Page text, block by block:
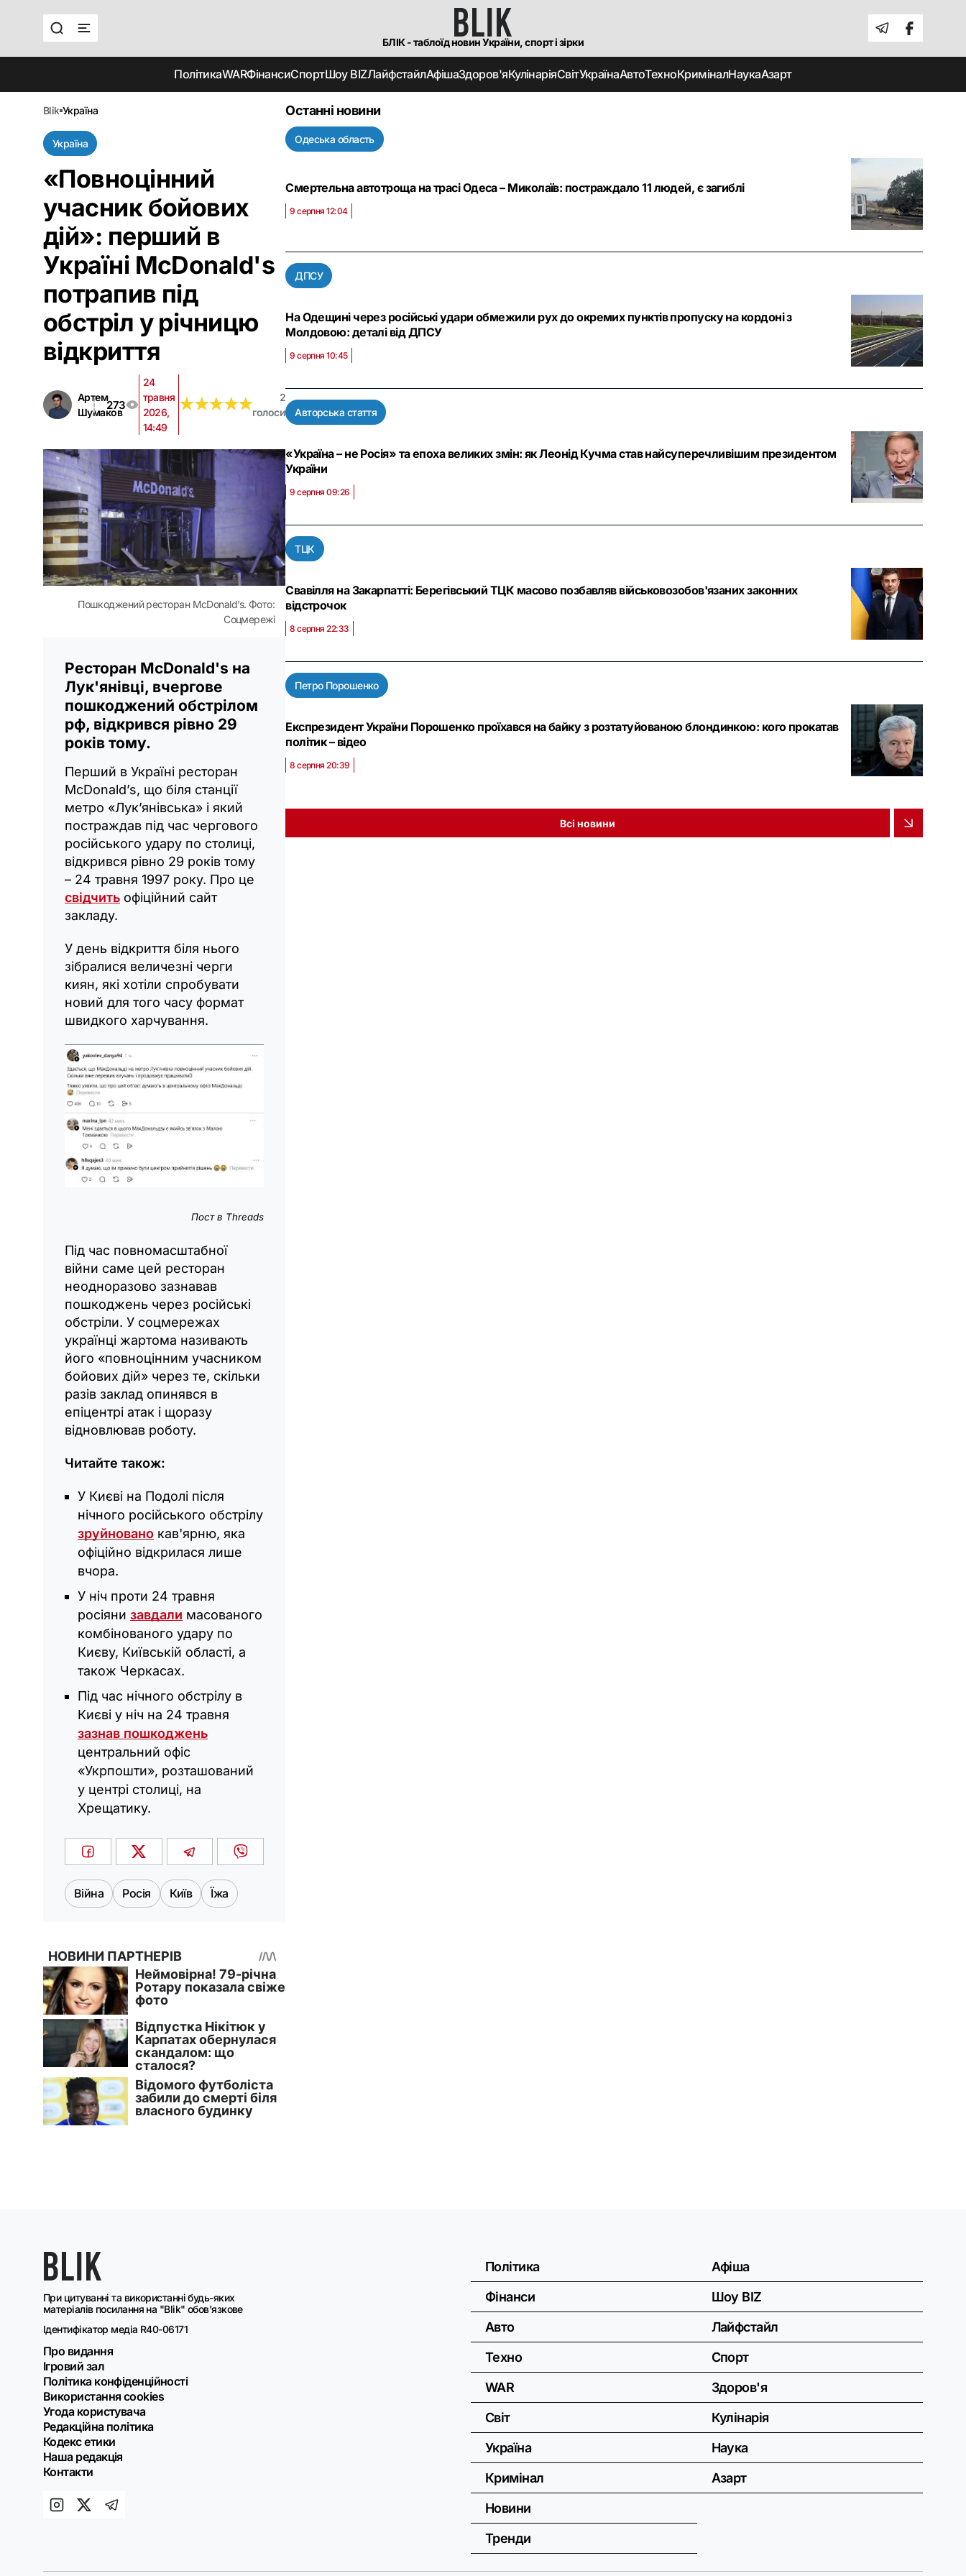
БЛІК - таблоїд новин України, спорт і зірки
ПолітикаWARФінансиСпортШоу BIZЛайфстайлАфішаЗдоров'яКулінаріяСвітУкраїнаАвтоТехноКриміналНаукаАзарт
blik україна
Україна
«Повноцінний
учасник бойових
дій»: перший в
Україні McDonald's
потрапив під
обстріл у річницю
відкриття
Артем
Шумаков
273
24
травня
2026,
14:49
★★★★★
★★★★★
2
голоси
Пошкоджений ресторан McDonald’s. Фото:
Соцмережі
Ресторан McDonald's на
Лук'янівці, вчергове
пошкоджений обстрілом
рф, відкрився рівно 29
років тому.
Перший в Україні ресторан
McDonald’s, що біля станції
метро «Лук’янівська» і який
постраждав під час чергового
російського удару по столиці,
відкрився рівно 29 років тому
– 24 травня 1997 року. Про це
свідчить офіційний сайт
закладу.
У день відкриття біля нього
зібралися величезні черги
киян, які хотіли спробувати
новий для того часу формат
швидкого харчування.
Пост в Threads
Під час повномасштабної
війни саме цей ресторан
неодноразово зазнавав
пошкоджень через російські
обстріли. У соцмережах
українці жартома називають
його «повноцінним учасником
бойових дій» через те, скільки
разів заклад опинявся в
епіцентрі атак і щоразу
відновлював роботу.
Читайте також:
У Києві на Подолі після
нічного російського обстрілу
зруйновано кав'ярню, яка
офіційно відкрилася лише
вчора.
У ніч проти 24 травня
росіяни завдали масованого
комбінованого удару по
Києву, Київській області, а
також Черкасах.
Під час нічного обстрілу в
Києві у ніч на 24 травня
зазнав пошкоджень
центральний офіс
«Укрпошти», розташований
у центрі столиці, на
Хрещатику.
Війна Росія Київ Їжа
Останні новини
Одеська область
Смертельна автотроща на трасі Одеса – Миколаїв: постраждало 11 людей, є загиблі
9 серпня 12:04
ДПСУ
На Одещині через російські удари обмежили рух до окремих пунктів пропуску на кордоні з
Молдовою: деталі від ДПСУ
9 серпня 10:45
Авторська стаття
«Україна – не Росія» та епоха великих змін: як Леонід Кучма став найсуперечливішим президентом
України
9 серпня 09:26
ТЦК
Свавілля на Закарпатті: Берегівський ТЦК масово позбавляв військовозобов'язаних законних
відстрочок
8 серпня 22:33
Петро Порошенко
Експрезидент України Порошенко проїхався на байку з розтатуйованою блондинкою: кого прокатав
політик – відео
8 серпня 20:39
Всі новини
При цитуванні та використанні будь-яких
матеріалів посилання на "Blik" обов'язкове
Ідентифікатор медіа R40-06171
Про видання
Ігровий зал
Політика конфіденційності
Використання cookies
Угода користувача
Редакційна політика
Кодекс етики
Наша редакція
Контакти
Політика
Фінанси
Авто
Техно
WAR
Світ
Україна
Кримінал
Новини
Тренди
Афіша
Шоу BIZ
Лайфстайл
Спорт
Здоров'я
Кулінарія
Наука
Азарт